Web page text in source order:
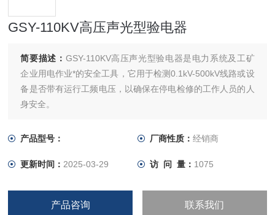
GSY-110KV高压声光型验电器
简要描述： GSY-110KV高压声光型验电器是电力系统及工矿
企业用电作业*的安全工具，它用于检测0.1kV-500kV线路或设
备是否带有运行工频电压，以确保在停电检修的工作人员的人
身安全。
产品型号： 厂商性质： 经销商
更新时间： 2025-03-29 访 问 量： 1075
产品咨询 联系我们